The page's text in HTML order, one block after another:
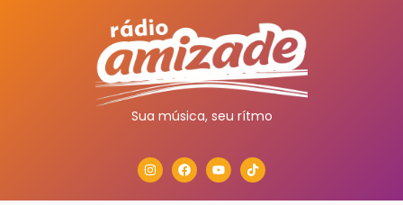
Sua música, seu rítmo